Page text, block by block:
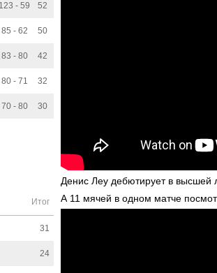
123 - 59 52
85 - 62 50
83 - 80 42
80 - 71 32
70 - 80 30
Итог
31
24
Денис Леу дебютирует в высшей
А 11 мячей в одном матче